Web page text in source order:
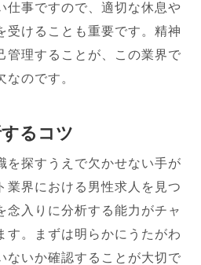
仕事ですので、適切な休息や
受けることも重要です。精神
管理することが、この業界で
のです。
るコツ
を探すうえで欠かせない手が
業界における男性求人を見つ
念入りに分析する能力がチャ
す。まずは明らかにうたがわ
ないか確認することが大切で